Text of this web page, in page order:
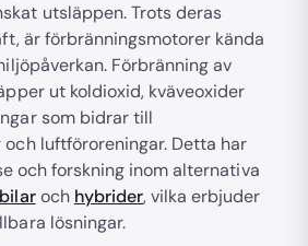
utsläppen. Trots deras
är förbränningsmotorer kända
Förbränning av
ut koldioxid, kväveoxider
som bidrar till
luftföroreningar. Detta har
och forskning inom alternativa
och hybrider, vilka erbjuder
lösningar.